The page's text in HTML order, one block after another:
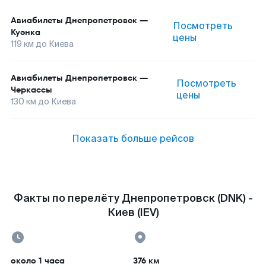
Авиабилеты Днепропетровск —
Куэнка
119 км до Киева
Посмотреть
цены
Авиабилеты Днепропетровск —
Черкассы
130 км до Киева
Посмотреть
цены
Показать больше рейсов
Факты по перелёту Днепропетровск (DNK) -
Киев (IEV)
около 1 часа 376 км